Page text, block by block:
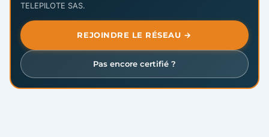
TELEPILOTE SAS.
REJOINDRE LE RÉSEAU →
Pas encore certifié ?